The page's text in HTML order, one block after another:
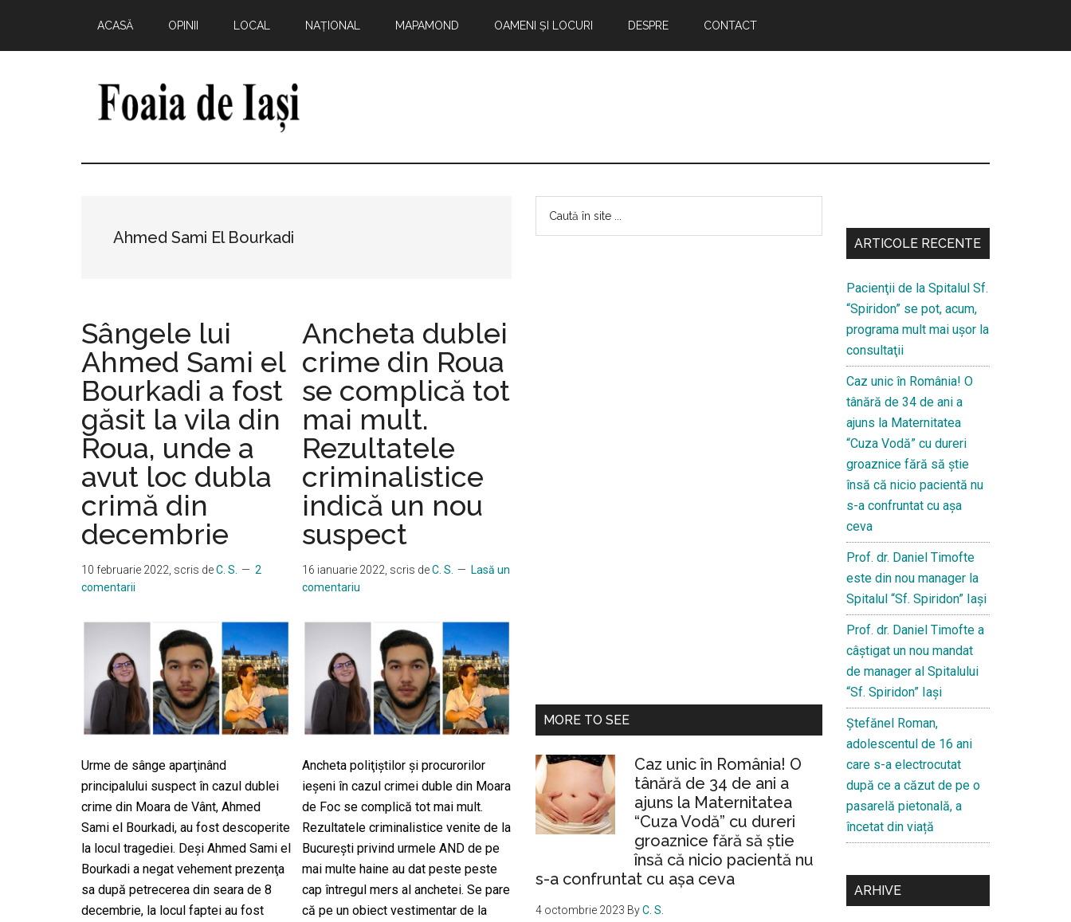
main
primary
secondary
footer
ACASĂ OPINII LOCAL NAȚIONAL MAPAMOND OAMENI ȘI LOCURI DESPRE CONTACT
Foaia
Iași
minte,
comunitate
Ahmed Sami El Bourkadi
Sângele lui
Ahmed Sami el
Bourkadi a fost
găsit la vila din
Roua, unde a
avut loc dubla
crimă din
decembrie
10 februarie 2022 , scris deC. S.
2
comentarii
Urme de sânge aparţinând
principalului suspect în cazul dublei
crime din Moara de Vânt, Ahmed
Sami el Bourkadi, au fost descoperite
la locul tragediei. Deşi Ahmed Sami el
Bourkadi a negat vehement prezenţa
sa după petrecerea din seara de 8
decembrie, la locul faptei au fost
Ancheta dublei
crime din Roua
se complică tot
mai mult.
Rezultatele
criminalistice
indică un nou
suspect
16 ianuarie 2022 , scris deC. S.
Lasă un
comentariu
Ancheta poliţiştilor şi procurorilor
ieşeni în cazul crimei duble din Moara
de Foc se complică tot mai mult.
Rezultatele criminalistice venite de la
Bucureşti privind urmele AND de pe
mai multe haine au dat peste peste
cap întregul mers al anchetei. Se pare
că pe un obiect vestimentar de la
Bara
principală
MORE TO SEE
Caz unic în România! O
tânără de 34 de ani a
ajuns la Maternitatea
“Cuza Vodă” cu dureri
groaznice fără să ştie
însă că nicio pacientă nu
s-a confruntat cu așa ceva
4 octombrie 2023 ByC. S.
secundara
ARTICOLE RECENTE
Pacienţii de la Spitalul Sf.
“Spiridon” se pot, acum,
programa mult mai uşor la
consultaţii
Caz unic în România! O
tânără de 34 de ani a
ajuns la Maternitatea
“Cuza Vodă” cu dureri
groaznice fără să ştie
însă că nicio pacientă nu
s-a confruntat cu așa
ceva
Prof. dr. Daniel Timofte
este din nou manager la
Spitalul “Sf. Spiridon” Iaşi
Prof. dr. Daniel Timofte a
câștigat un nou mandat
de manager al Spitalului
“Sf. Spiridon” Iași
Ştefănel Roman,
adolescentul de 16 ani
care s-a electrocutat
după ce a căzut de pe o
pasarelă pietonală, a
încetat din viață
ARHIVE